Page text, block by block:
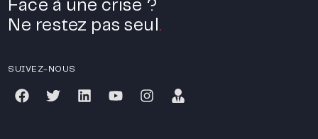
Face à une crise ?
Ne restez pas seul .
SUIVEZ-NOUS